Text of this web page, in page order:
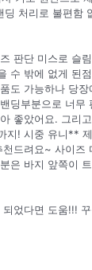
딩 처리로 불편함
판단 미스로 슬
수 밖에 없게 된
도 가능하나 당
딩부분으로 너무
좋았어요. 그리
지! 시중 유니**
천드려요~ 사이즈
은 바지 앞쪽이
었다면 도움!!!